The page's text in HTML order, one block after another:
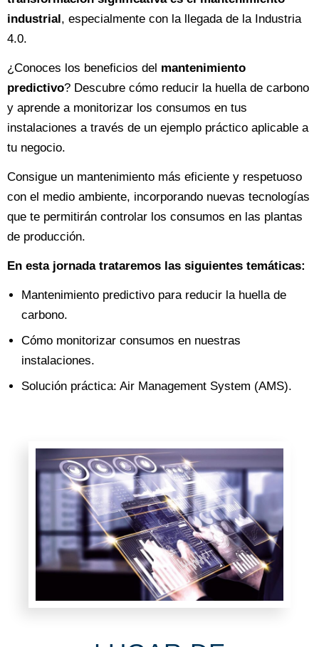
industrial, especialmente con la llegada de la Industria
4.0.
¿Conoces los beneficios del mantenimiento
predictivo? Descubre cómo reducir la huella de carbono
y aprende a monitorizar los consumos en tus
instalaciones a través de un ejemplo práctico aplicable a
tu negocio.
Consigue un mantenimiento más eficiente y respetuoso
con el medio ambiente, incorporando nuevas tecnologías
que te permitirán controlar los consumos en las plantas
de producción.
En esta jornada trataremos las siguientes temáticas:
Mantenimiento predictivo para reducir la huella de
carbono.
Cómo monitorizar consumos en nuestras
instalaciones.
Solución práctica: Air Management System (AMS).